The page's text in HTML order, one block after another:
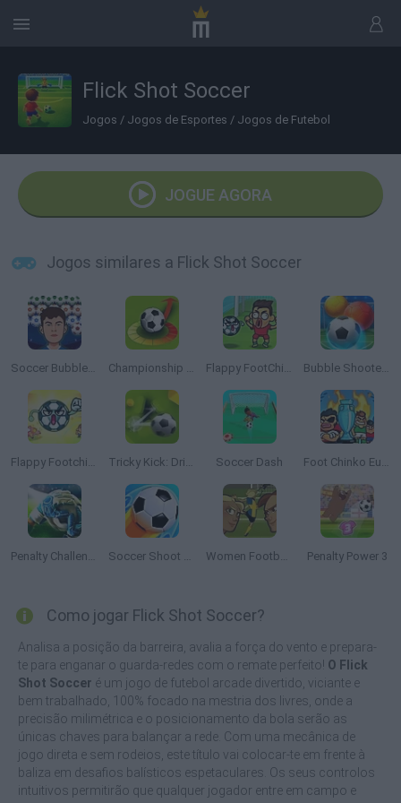
Flick Shot Soccer
Jogos / Jogos de Esportes / Jogos de Futebol
JOGUE AGORA
Jogos similares a Flick Shot Soccer
Soccer Bubble Shooter Championship 2016 Flappy FootChinko Bubble Shooter Soccer 2
Flappy Footchinko: Endless Bounce Tricky Kick: Dribblers Soccer Dash Foot Chinko Euro 2016
Penalty Challenge Multiplayer Soccer Shoot 3D Women Football Penalty Champions Penalty Power 3
Como jogar Flick Shot Soccer?
Analisa a posição da barreira, avalia a força do vento e prepara-
te para enganar o guarda-redes com o remate perfeito! O Flick
Shot Soccer é um jogo de futebol arcade divertido, viciante e
bem trabalhado, 100% focado na mestria dos livres, onde a
precisão milimétrica e o posicionamento da bola serão as
únicas chaves para balançar a rede. Com uma mecânica de
jogo direta e sem rodeios, este título vai colocar-te em frente à
baliza em desafios balísticos espetaculares. Os seus controlos
intuitivos permitirão que qualquer jogador entre em campo e